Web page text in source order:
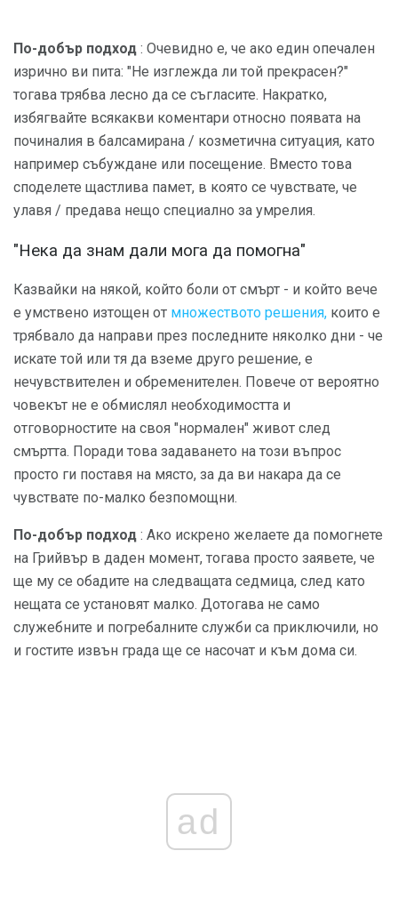
По-добър подход : Очевидно е, че ако един опечален
изрично ви пита: "Не изглежда ли той прекрасен?"
тогава трябва лесно да се съгласите. Накратко,
избягвайте всякакви коментари относно появата на
починалия в балсамирана / козметична ситуация, като
например събуждане или посещение. Вместо това
споделете щастлива памет, в която се чувствате, че
улавя / предава нещо специално за умрелия.
"Нека да знам дали мога да помогна"
Казвайки на някой, който боли от смърт - и който вече
е умствено изтощен от множеството решения, които е
трябвало да направи през последните няколко дни - че
искате той или тя да вземе друго решение, е
нечувствителен и обременителен. Повече от вероятно
човекът не е обмислял необходимостта и
отговорностите на своя "нормален" живот след
смъртта. Поради това задаването на този въпрос
просто ги поставя на място, за да ви накара да се
чувствате по-малко безпомощни.
По-добър подход : Ако искрено желаете да помогнете
на Грийвър в даден момент, тогава просто заявете, че
ще му се обадите на следващата седмица, след като
нещата се установят малко. Дотогава не само
служебните и погребалните служби са приключили, но
и гостите извън града ще се насочат и към дома си.
ad